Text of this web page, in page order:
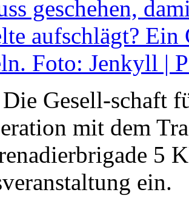
Gesell-schaft
mit dem
5
ein.